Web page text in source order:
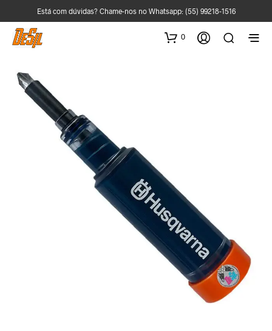
Está com dúvidas? Chame-nos no Whatsapp: (55) 99218-1516
0